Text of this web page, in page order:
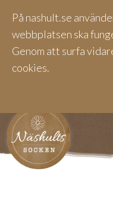
På nashult.se
webbplatsen ska
Genom att surfa
cookies.